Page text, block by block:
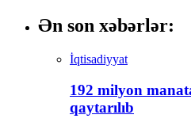
Ən son xəbərlər:
İqtisadiyyat
192 milyon
qaytarılıb